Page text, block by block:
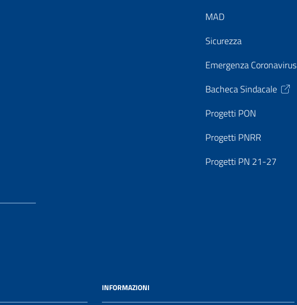
MAD
Sicurezza
Emergenza Coronavirus
Bacheca Sindacale
Progetti PON
Progetti PNRR
Progetti PN 21-27
INFORMAZIONI